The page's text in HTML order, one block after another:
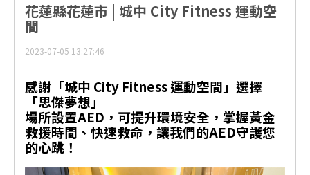
花蓮縣花蓮市 | 城中 City Fitness 運動空
間
2023-07-05 13:27:46
感謝「城中 City Fitness 運動空間」選擇
「思傑夢想」
場所設置AED，可提升環境安全，掌握黃金
救援時間、快速救命，讓我們的AED守護您
的心跳！